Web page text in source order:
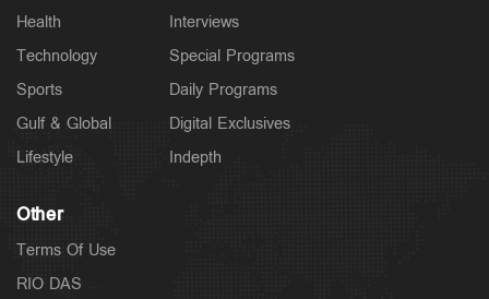
Health
Technology
Sports
Gulf & Global
Lifestyle
Interviews
Special Programs
Daily Programs
Digital Exclusives
Indepth
Other
Terms Of Use
RIO DAS